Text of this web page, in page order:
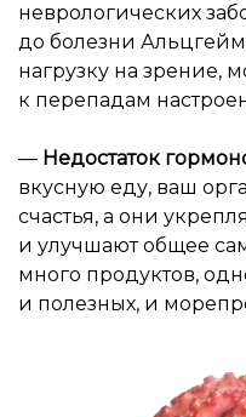
неврологических
до болезни
нагрузку на зрение,
к перепадам
— Недостаток
вкусную еду, ваш
счастья, а они
и улучшают общее
много продуктов,
и полезных, и